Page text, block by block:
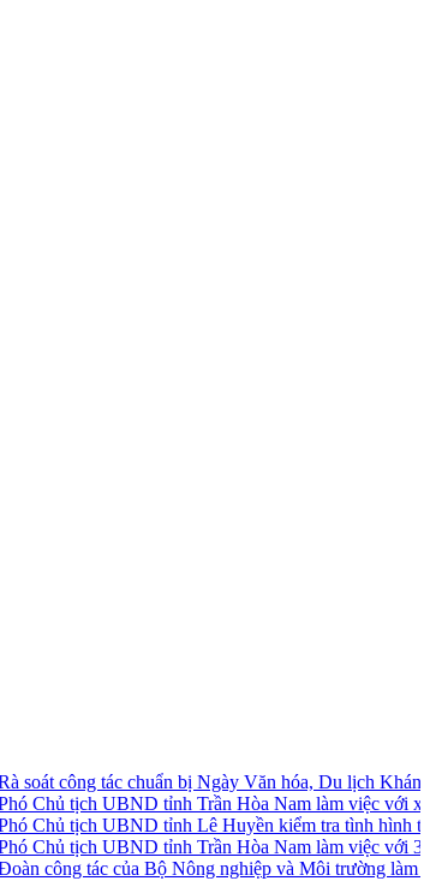
soát công tác chuẩn bị Ngày Văn hóa, Du lịch Khánh
Chủ tịch UBND tỉnh Trần Hòa Nam làm việc với xã
Chủ tịch UBND tỉnh Lê Huyền kiểm tra tình hình thu
Chủ tịch UBND tỉnh Trần Hòa Nam làm việc với 3
công tác của Bộ Nông nghiệp và Môi trường làm